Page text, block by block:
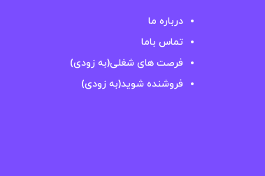
درباره ما
تماس باما
فرصت های شغلی(به زودی)
فروشنده شوید(به زودی)